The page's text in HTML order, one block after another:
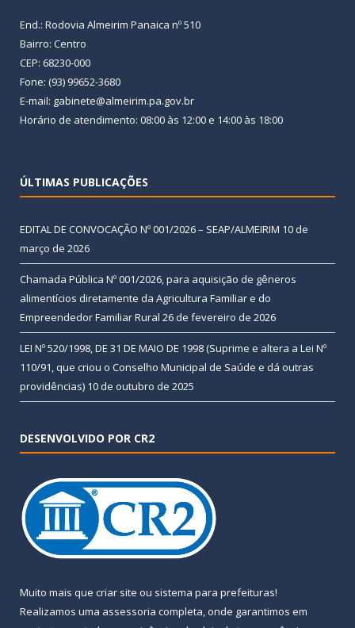
End.: Rodovia Almeirim Panaica nº 510
Bairro: Centro
CEP: 68230-000
Fone: (93) 99652-3680
E-mail: gabinete@almeirim.pa.gov.br
Horário de atendimento: 08:00 às 12:00 e 14:00 às 18:00
ÚLTIMAS PUBLICAÇÕES
EDITAL DE CONVOCAÇÃO Nº 001/2026 – SEAP/ALMEIRIM 10 de
março de 2026
Chamada Pública Nº 001/2026, para aquisição de gêneros
alimentícios diretamente da Agricultura Familiar e do
Empreendedor Familiar Rural 26 de fevereiro de 2026
LEI Nº 520/1998, DE 31 DE MAIO DE 1998 (Suprime e altera a Lei Nº
110/91, que criou o Conselho Municipal de Saúde e dá outras
providências) 10 de outubro de 2025
DESENVOLVIDO POR CR2
Muito mais que criar site ou sistema para prefeituras!
Realizamos uma assessoria completa, onde garantimos em